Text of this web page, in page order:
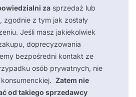
za sprzedaż lub
zgodnie z tym jak zostały
Jeśli masz jakiekolwiek
doprecyzowania
bezpośredni kontakt ze
osób prywatnych, nie
Zatem nie
od takiego sprzedawcy